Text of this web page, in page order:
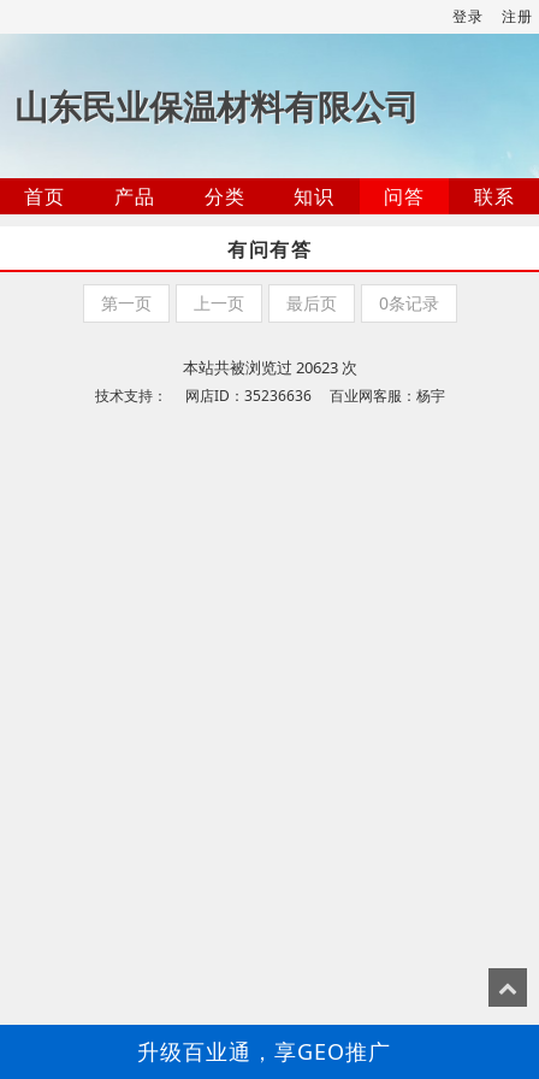
登录 注册
山东民业保温材料有限公司
首页 产品 分类 知识 问答
联系
有问有答
第一页 上一页 最后页 0条记录
本站共被浏览过 20623 次
技术支持： 网店ID：35236636 百业网客服：杨宇
升级百业通，享GEO推广